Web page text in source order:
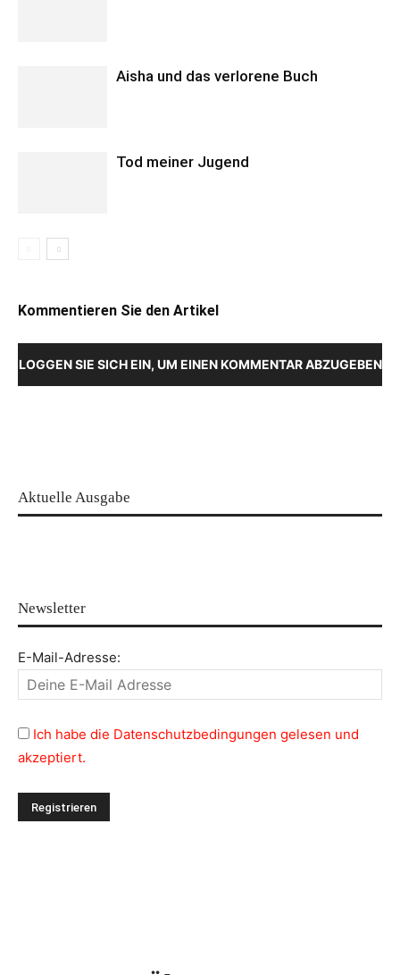
Aisha und das verlorene Buch
Tod meiner Jugend
Kommentieren Sie den Artikel
LOGGEN SIE SICH EIN, UM EINEN KOMMENTAR ABZUGEBEN
Aktuelle Ausgabe
Newsletter
E-Mail-Adresse:
Ich habe die Datenschutzbedingungen gelesen und
akzeptiert.